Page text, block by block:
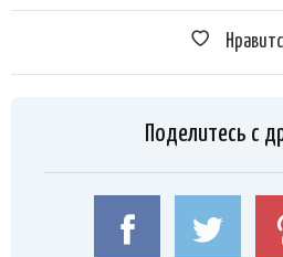
Поделитесь с